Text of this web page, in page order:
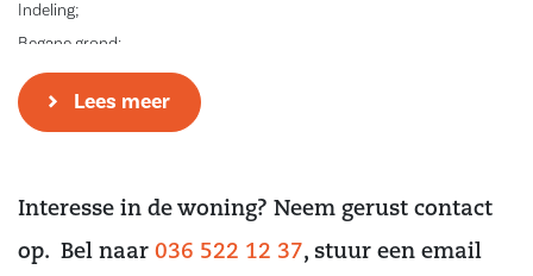
Indeling;
Begane grond:
Via de entree komt u in de hal met de meterkast, toiletruimte en
toegang tot de woonkamer. Vanuit de hal is er tevens toegang tot de
serre vormt een prachtige verlenging van de leefruimte en is voorzien
van een sfeervolle houtkachel. Vanuit de serre heeft u een weids en
Lees meer
Interesse in de woning? Neem gerust contact
op. Bel naar 036 522 12 37, stuur een email